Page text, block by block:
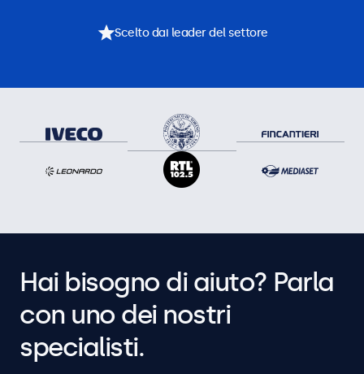
Scelto dai leader del settore
Hai bisogno di aiuto? Parla
con uno dei nostri
specialisti.